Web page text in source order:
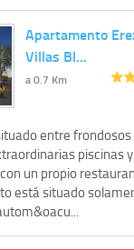
Apartamento
Villas Bl…
a 0.7 Km
entre frondosos
piscinas y
un propio
está situado